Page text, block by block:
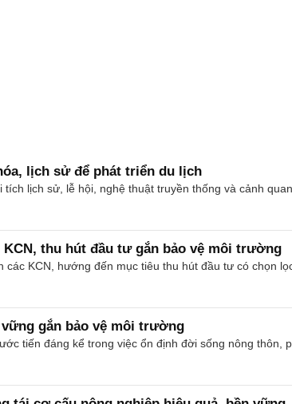
lịch sử để phát triển du lịch
lịch sử, lễ hội, nghệ thuật truyền thống và cảnh
thu hút đầu tư gắn bảo vệ môi trường
các KCN, hướng đến mục tiêu thu hút đầu tư có chọn
gắn bảo vệ môi trường
tiến đáng kể trong việc ổn định đời sống nông